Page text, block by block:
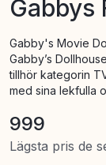
Gabbys
Gabby's Movie
Gabby’s
tillhör kategorin
med sina lekfulla
999
Lägsta pris de